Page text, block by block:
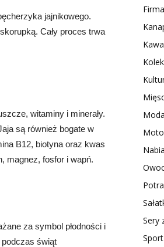
jajnikowego.
Cały proces trwa
witaminy i minerały.
są również bogate w
B12, biotyna oraz kwas
magnez, fosfor i wapń.
za symbol płodności i
świąt
Firma
Moda
Sery
Sport